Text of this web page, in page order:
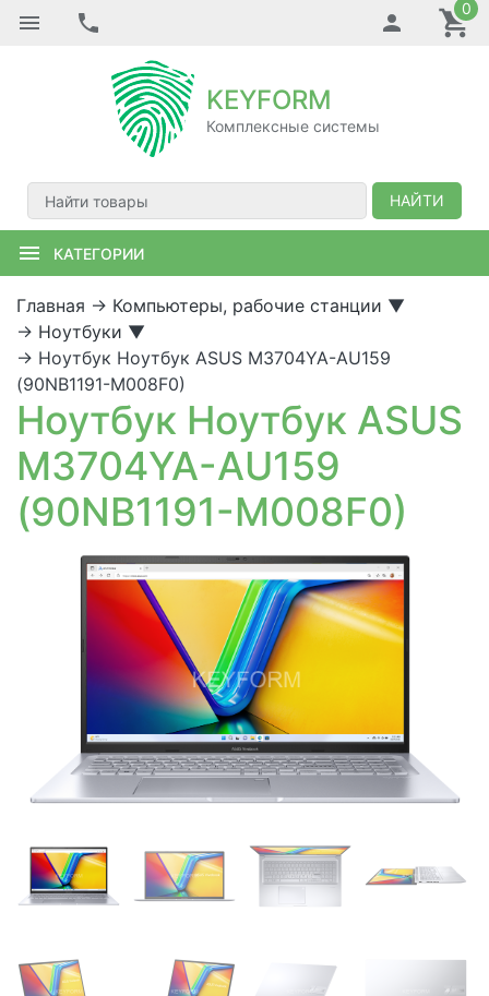
0
KEYFORM
Комплексные системы
НАЙТИ
КАТЕГОРИИ
Главная → Компьютеры, рабочие станции ▼
→ Ноутбуки ▼
→ Ноутбук Ноутбук ASUS M3704YA-AU159
(90NB1191-M008F0)
Ноутбук Ноутбук ASUS
M3704YA-AU159
(90NB1191-M008F0)